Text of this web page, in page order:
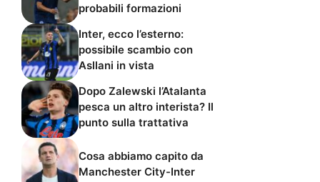
probabili formazioni
Inter, ecco l’esterno:
possibile scambio con
Asllani in vista
Dopo Zalewski l’Atalanta
pesca un altro interista? Il
punto sulla trattativa
Cosa abbiamo capito da
Manchester City-Inter